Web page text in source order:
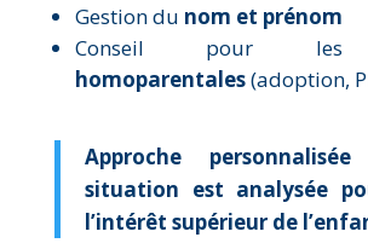
Gestion du nom et prénom
Conseil pour
homoparentales(adoption,
Approche
situation est analysée
l’intérêt supérieur de